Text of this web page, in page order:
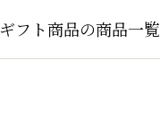
ギフト商品の商品一覧